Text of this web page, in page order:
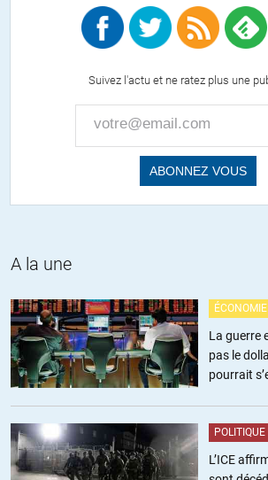
de l’autre … pas une semaine ne se passe sans
versements en centaines et centaines de
banques, aux états en déroute.
Ca en devient dingue cette histoire !
Personne n’a de blé, et pourtant il pleut des
chaque semaine ! (bon j’ai peut-être pas
Mais il vient d’ou cet argent ? Il paraît que la
BCE est à l’arrêt alors ?
Cherche pas ou alors lis la réponse un peu plus
haut àFrançois78.
Comme dans le film d’hier soir « Le grand
A+
Suivez l'actu et ne ratez plus une
A la une
ÉCONOMIE
La guerre
pas le
pourrait
POLITIQUE
L’ICE